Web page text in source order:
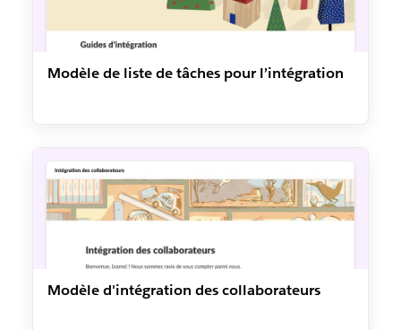
Modèle de liste de tâches pour l’intégration
Modèle d'intégration des collaborateurs